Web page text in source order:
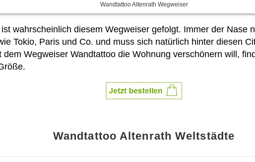
Wandtattoo Altenrath Wegweiser
wahrscheinlich diesem Wegweiser gefolgt. Immer der Nase
Tokio, Paris und Co. und muss sich natürlich hinter diesen
Wegweiser Wandtattoo die Wohnung verschönern will,
Wandtattoo Altenrath Weltstädte